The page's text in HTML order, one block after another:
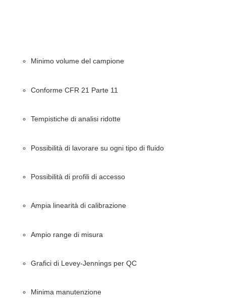
Minimo volume del campione
Conforme CFR 21 Parte 11
Tempistiche di analisi ridotte
Possibilità di lavorare su ogni tipo di fluido
Possibilità di profili di accesso
Ampia linearità di calibrazione
Ampio range di misura
Grafici di Levey-Jennings per QC
Minima manutenzione